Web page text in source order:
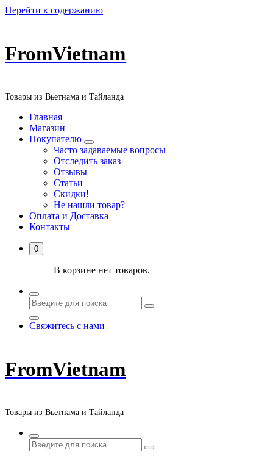
Перейти к содержанию
FromVietnam
Товары из Вьетнама и Тайланда
Главная
Магазин
Покупателю
Часто задаваемые вопросы
Отследить заказ
Отзывы
Статьи
Скидки!
Не нашли товар?
Оплата и Доставка
Контакты
0
В корзине нет товаров.
Свяжитесь с нами
FromVietnam
Товары из Вьетнама и Тайланда